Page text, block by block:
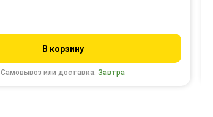
Самовывоз или доставка:Завтра
В корзину